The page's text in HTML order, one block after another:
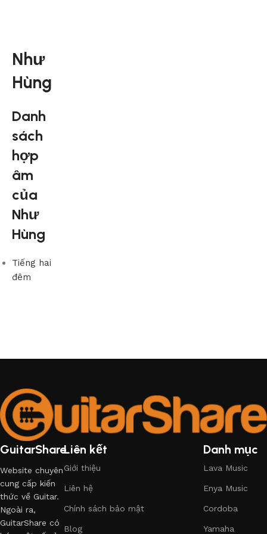
Như
Hùng
Danh
sách
hợp
âm
của
Như
Hùng
Tiếng hai
đêm
GuitarShare
Website chuyên
cung cấp kiến
thức về Guitar.
Ngoài ra,
GuitarShare có
Liên kết
Giới thiệu
Liên hệ
Chính sách bảo mật
Blog
Danh mục
Lava Music
Enya Music
Cordoba
Yamaha